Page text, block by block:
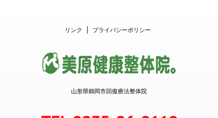
リンク プライバシーポリシー
山形県鶴岡市回復療法整体院